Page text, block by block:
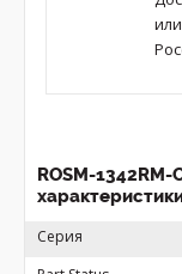
ROSM-1342RM-
Серия